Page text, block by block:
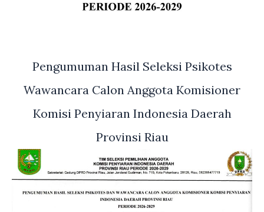
Pengumuman Hasil Seleksi Psikotes
Wawancara Calon Anggota Komisioner
Komisi Penyiaran Indonesia Daerah
Provinsi Riau